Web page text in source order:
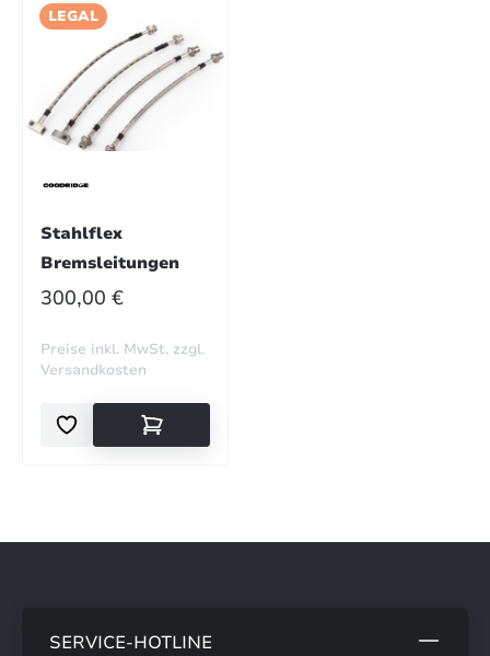
LEGAL
Stahlflex
Bremsleitungen
REGULÄRER PREIS:
300,00 €
Preise inkl. MwSt. zzgl.
Versandkosten
SERVICE-HOTLINE